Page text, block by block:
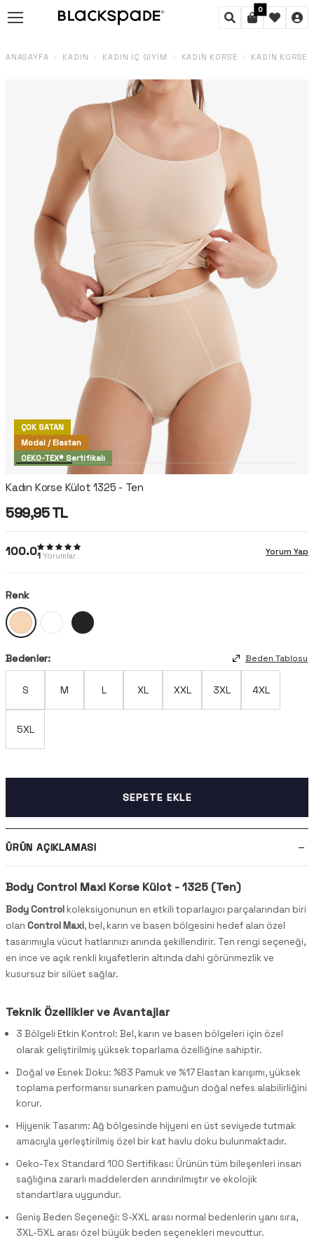
0
ANASAYFA / KADIN / KADIN İÇ GIYIM / KADIN KORSE / KADIN KORSE
ÇOK SATAN
Modal / Elastan
OEKO-TEX® Sertifikalı
Kadın Korse Külot 1325 - Ten
599,95TL
100.01 Yorumlar Yorum Yap
Renk
Bedenler: Beden Tablosu
S M L XL XXL 3XL 4XL
5XL
SEPETE EKLE
ÜRÜN AÇIKLAMASI
Body Control Maxi Korse Külot - 1325 (Ten)
Body Control koleksiyonunun en etkili toparlayıcı parçalarından biri
olan Control Maxi, bel, karın ve basen bölgesini hedef alan özel
tasarımıyla vücut hatlarınızı anında şekillendirir. Ten rengi seçeneği,
en ince ve açık renkli kıyafetlerin altında dahi görünmezlik ve
kusursuz bir silüet sağlar.
Teknik Özellikler ve Avantajlar
3 Bölgeli Etkin Kontrol: Bel, karın ve basen bölgeleri için özel
olarak geliştirilmiş yüksek toparlama özelliğine sahiptir.
Doğal ve Esnek Doku: %83 Pamuk ve %17 Elastan karışımı, yüksek
toplama performansı sunarken pamuğun doğal nefes alabilirliğini
korur.
Hijyenik Tasarım: Ağ bölgesinde hijyeni en üst seviyede tutmak
amacıyla yerleştirilmiş özel bir kat havlu doku bulunmaktadır.
Oeko-Tex Standard 100 Sertifikası: Ürünün tüm bileşenleri insan
sağlığına zararlı maddelerden arındırılmıştır ve ekolojik
standartlara uygundur.
Geniş Beden Seçeneği: S-XXL arası normal bedenlerin yanı sıra,
3XL-5XL arası özel büyük beden seçenekleri mevcuttur.